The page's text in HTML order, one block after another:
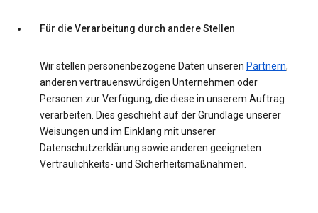
Für die Verarbeitung durch andere Stellen
Wir stellen personenbezogene Daten unseren Partnern,
anderen vertrauenswürdigen Unternehmen oder
Personen zur Verfügung, die diese in unserem Auftrag
verarbeiten. Dies geschieht auf der Grundlage unserer
Weisungen und im Einklang mit unserer
Datenschutzerklärung sowie anderen geeigneten
Vertraulichkeits- und Sicherheitsmaßnahmen.